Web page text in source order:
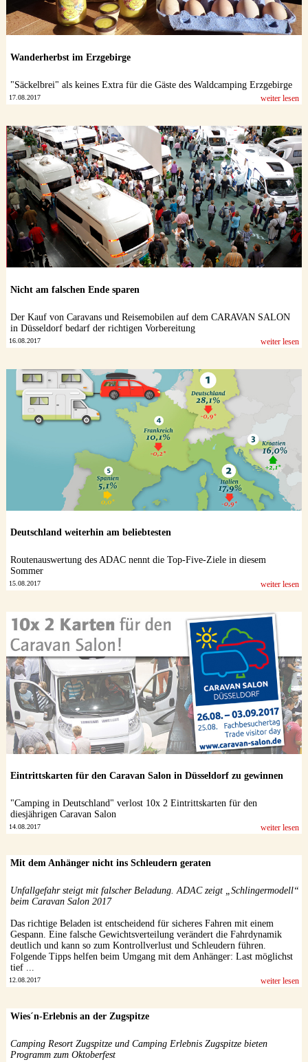
Wanderherbst im Erzgebirge
"Säckelbrei" als keines Extra für die Gäste des Waldcamping Erzgebirge
17.08.2017 weiter lesen
Nicht am falschen Ende sparen
Der Kauf von Caravans und Reisemobilen auf dem CARAVAN SALON
in Düsseldorf bedarf der richtigen Vorbereitung
16.08.2017 weiter lesen
Deutschland weiterhin am beliebtesten
Routenauswertung des ADAC nennt die Top-Five-Ziele in diesem
Sommer
15.08.2017 weiter lesen
Eintrittskarten für den Caravan Salon in Düsseldorf zu gewinnen
"Camping in Deutschland" verlost 10x 2 Eintrittskarten für den
diesjährigen Caravan Salon
14.08.2017 weiter lesen
Mit dem Anhänger nicht ins Schleudern geraten
Unfallgefahr steigt mit falscher Beladung. ADAC zeigt „Schlingermodell“
beim Caravan Salon 2017
Das richtige Beladen ist entscheidend für sicheres Fahren mit einem
Gespann. Eine falsche Gewichtsverteilung verändert die Fahrdynamik
deutlich und kann so zum Kontrollverlust und Schleudern führen.
Folgende Tipps helfen beim Umgang mit dem Anhänger: Last möglichst
tief ...
12.08.2017 weiter lesen
Wies´n-Erlebnis an der Zugspitze
Camping Resort Zugspitze und Camping Erlebnis Zugspitze bieten
Programm zum Oktoberfest